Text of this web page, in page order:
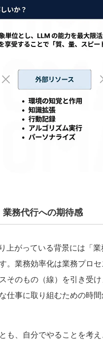
務代行への期待感
上がっている背景には「
。業務効率化は業務プロ
そのもの（線）を引き受
仕事に取り組むための時
も、自分でやることを考